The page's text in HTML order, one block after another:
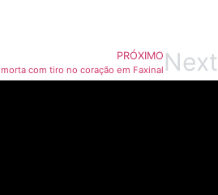
PRÓXIMO
com tiro no coração em Faxinal Next